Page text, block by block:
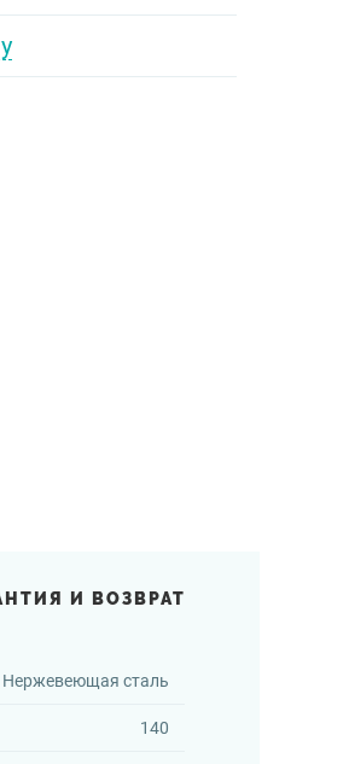
И ВОЗВРАТ
Нержевеющая сталь
140